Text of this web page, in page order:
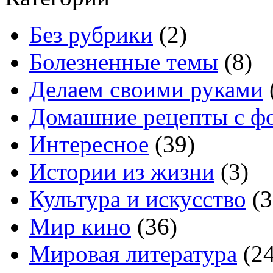
Без рубрики (2)
Болезненные темы (8)
Делаем своими руками
Домашние рецепты с
Интересное (39)
Истории из жизни (3)
Культура и искусство
Мир кино (36)
Мировая литература